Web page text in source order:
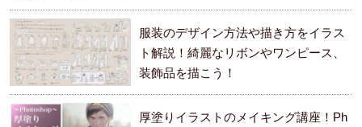
服装のデザイン方法や描き方をイラス
ト解説！綺麗なリボンやワンピース、
装飾品を描こう！
厚塗りイラストのメイキング講座！Ph